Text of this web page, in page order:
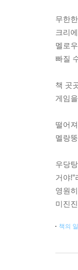
무한
크리
멜로
빠질
책 곳
게임
떨어
멜랑
우당
거야
영원
미진
책의